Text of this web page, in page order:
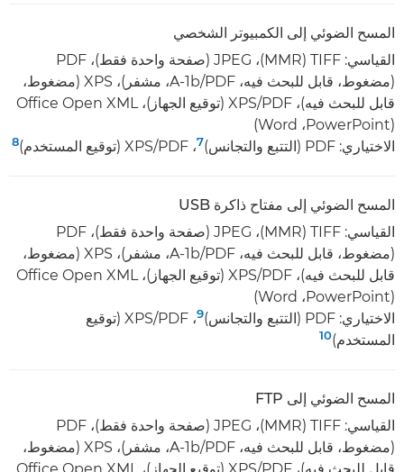
المسح الضوئي إلى الكمبيوتر الشخصي
(مضغوط، قابل للبحث فيه، PDF‏/A-1b، مشفر)، XPS‏ (مضغوط،
(PowerPoint‏، Word)
الاختياري: PDF (التتبع والتجانس)
7، ‏PDF‏/XPS (توقيع المستخدم) 8
المسح الضوئي إلى مفتاح ذاكرة USB
(مضغوط، قابل للبحث فيه، PDF‏/A-1b، مشفر)، XPS‏ (مضغوط،
(PowerPoint‏، Word)
الاختياري: PDF (التتبع والتجانس)
9
، ‏PDF‏/XPS (توقيع
المستخدم)10
المسح الضوئي إلى FTP
(مضغوط، قابل للبحث فيه، PDF‏/A-1b، مشفر)، XPS‏ (مضغوط،